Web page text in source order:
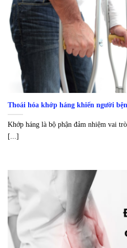
Thoái hóa khớp háng khiến người
Khớp háng là bộ phận đảm nhiệm vai
[...]